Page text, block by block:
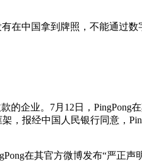
在中国拿到牌照，不能通过
企业。7月12日，PingPong
，报经中国人民银行同意，
在其官方微博发布“严正声